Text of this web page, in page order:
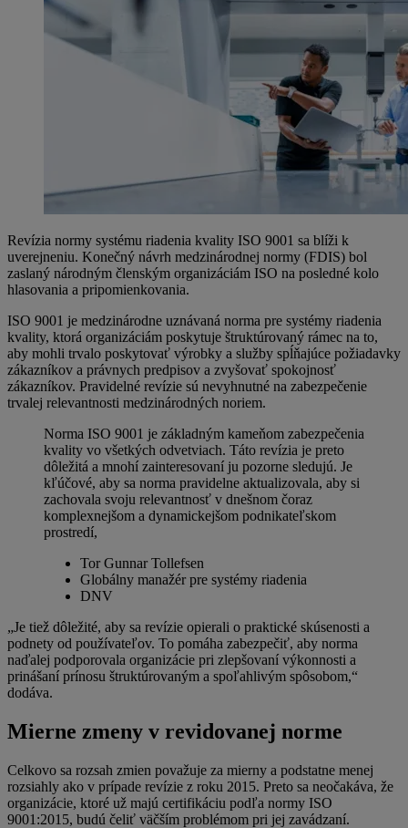
Revízia normy systému riadenia kvality ISO 9001 sa blíži k
uverejneniu. Konečný návrh medzinárodnej normy (FDIS) bol
zaslaný národným členským organizáciám ISO na posledné kolo
hlasovania a pripomienkovania.
ISO 9001 je medzinárodne uznávaná norma pre systémy riadenia
kvality, ktorá organizáciám poskytuje štruktúrovaný rámec na to,
aby mohli trvalo poskytovať výrobky a služby spĺňajúce požiadavky
zákazníkov a právnych predpisov a zvyšovať spokojnosť
zákazníkov. Pravidelné revízie sú nevyhnutné na zabezpečenie
trvalej relevantnosti medzinárodných noriem.
Norma ISO 9001 je základným kameňom zabezpečenia
kvality vo všetkých odvetviach. Táto revízia je preto
dôležitá a mnohí zainteresovaní ju pozorne sledujú. Je
kľúčové, aby sa norma pravidelne aktualizovala, aby si
zachovala svoju relevantnosť v dnešnom čoraz
komplexnejšom a dynamickejšom podnikateľskom
prostredí,
Tor Gunnar Tollefsen
Globálny manažér pre systémy riadenia
DNV
„Je tiež dôležité, aby sa revízie opierali o praktické skúsenosti a
podnety od používateľov. To pomáha zabezpečiť, aby norma
naďalej podporovala organizácie pri zlepšovaní výkonnosti a
prinášaní prínosu štruktúrovaným a spoľahlivým spôsobom,“
dodáva.
Mierne zmeny v revidovanej norme
Celkovo sa rozsah zmien považuje za mierny a podstatne menej
rozsiahly ako v prípade revízie z roku 2015. Preto sa neočakáva, že
organizácie, ktoré už majú certifikáciu podľa normy ISO
9001:2015, budú čeliť väčším problémom pri jej zavádzaní.